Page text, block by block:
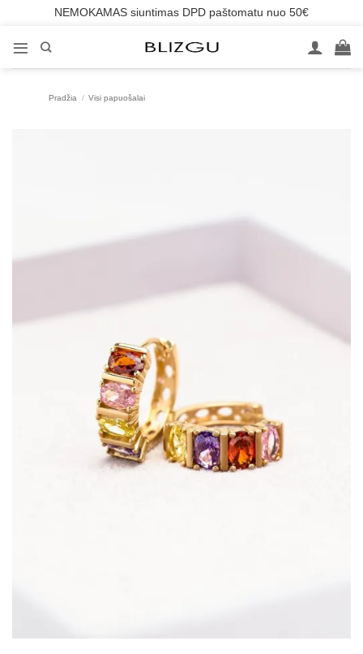
NEMOKAMAS siuntimas DPD paštomatu nuo 50€
content
Pradžia / Visi papuošalai